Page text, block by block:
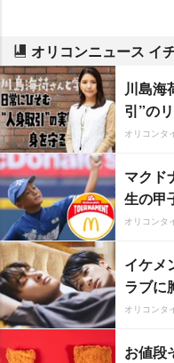
オリコンニュース イ
川島海
引”の
オリコンタ
マクド
生の甲
オリコンタ
イケメ
ラブに
オリコンタ
お値段